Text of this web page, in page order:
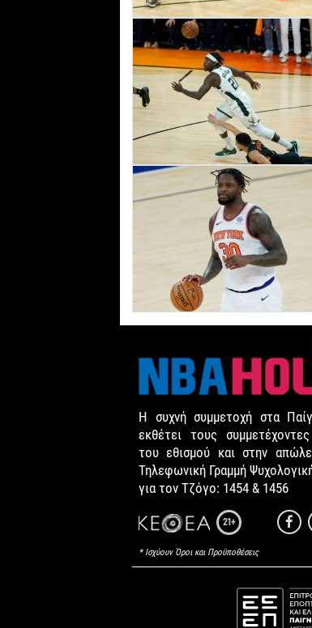
Η συχνή συμμετοχή στα
εκθέτει τους
του εθισμού και στην
Τηλεφωνική Γραμμή
για τον Τζόγο: 1454 & 1456
21+
* Ισχύουν Όροι και Προϋποθέσεις